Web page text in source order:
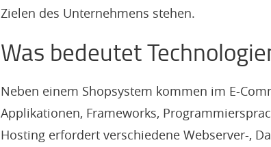
Zielen des Unternehmens stehen.
Was bedeutet
Neben einem Shopsystem kommen im E-
Applikationen, Frameworks,
Hosting erfordert verschiedene Webserver-,